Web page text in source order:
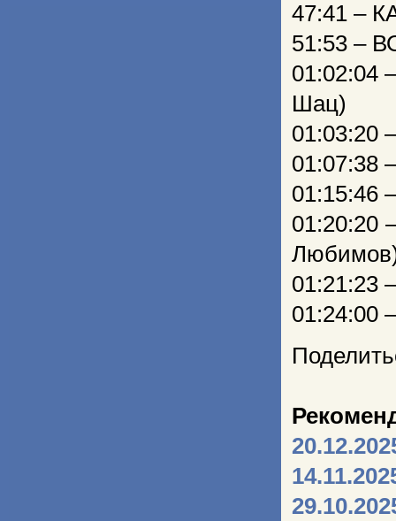
47:41 –
51:53 –
01:02:04
Шац)
01:07:38
01:20:20
01:24:00